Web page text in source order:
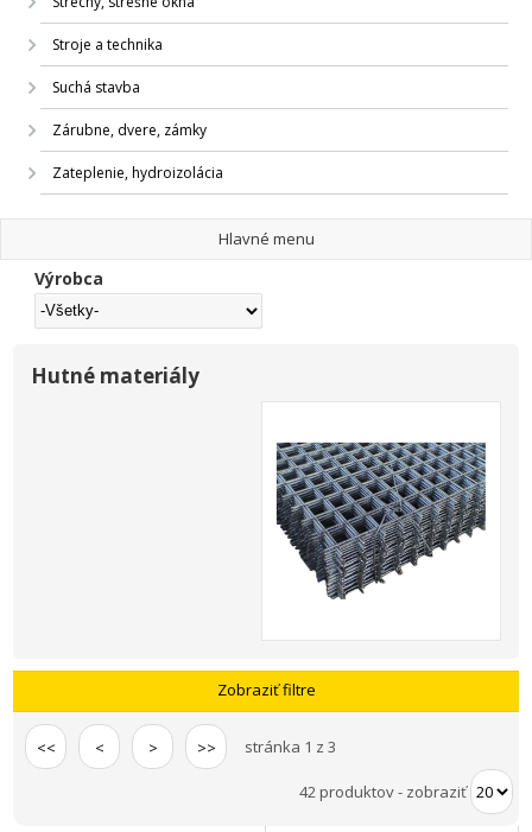
Stroje a technika
Suchá stavba
Zárubne, dvere, zámky
Zateplenie, hydroizolácia
Hlavné menu
Výrobca
Hutné materiály
Zobraziť filtre
<< < > >> stránka 1 z 3
42 produktov- zobraziť